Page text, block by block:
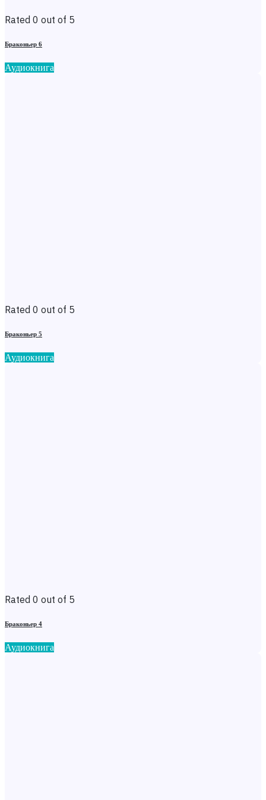
Rated 0 out of 5
Браконьер 6
Аудиокнига
Rated 0 out of 5
Браконьер 5
Аудиокнига
Rated 0 out of 5
Браконьер 4
Аудиокнига